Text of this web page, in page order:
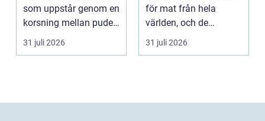
som uppstår genom en
korsning mellan pudel
och malteser. Kom...
31 juli 2026
för mat från hela
världen, och de
senaste åren har
suge...
31 juli 2026